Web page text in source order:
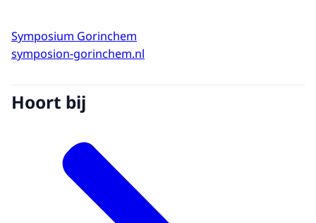
Symposium Gorinchem
symposion-gorinchem.nl
Hoort bij